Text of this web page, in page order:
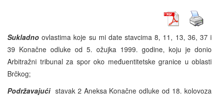
Sukladnoovlastima koje su mi date stavcima 8, 11, 13, 36, 37 i
39 Konačne odluke od 5. ožujka 1999. godine, koju je donio
Arbitražni tribunal za spor oko međuentitetske granice u oblasti
Brčkog;
Podržavajući stavak 2 Aneksa Konačne odluke od 18. kolovoza